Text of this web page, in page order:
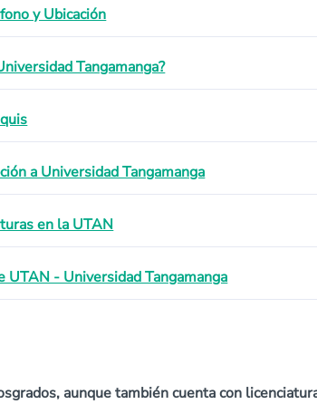
y Ubicación
Tangamanga?
a Universidad Tangamanga
en la UTAN
UTAN - Universidad Tangamanga
aunque también cuenta con